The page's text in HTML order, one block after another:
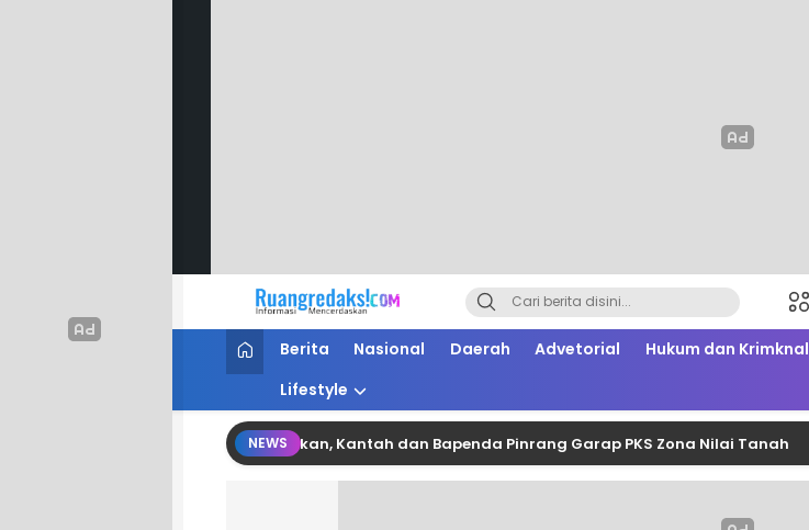
Ruang Redaksi
Informasi Mencerdaskan
Berita Nasional Daerah Advetorial Hukum dan Krimknal
Lifestyle
NEWS
Pertanahan dan Perpajakan, Kantah dan Bapenda Pinrang Garap PKS Zona Nilai Tanah